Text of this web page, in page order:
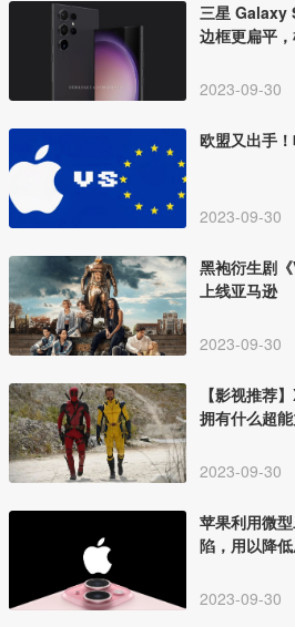
三星 Galaxy
边框更扁平
2023-09-30
欧盟又出手
2023-09-30
黑袍衍生剧
上线亚马逊
2023-09-30
【影视推荐】X战警
拥有什么超能
2023-09-30
苹果利用微
陷，用以降
2023-09-30